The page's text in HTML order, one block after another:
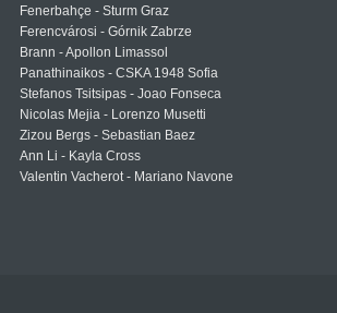
Fenerbahçe - Sturm Graz
Ferencvárosi - Górnik Zabrze
Brann - Apollon Limassol
Panathinaikos - CSKA 1948 Sofia
Stefanos Tsitsipas - Joao Fonseca
Nicolas Mejia - Lorenzo Musetti
Zizou Bergs - Sebastian Baez
Ann Li - Kayla Cross
Valentin Vacherot - Mariano Navone